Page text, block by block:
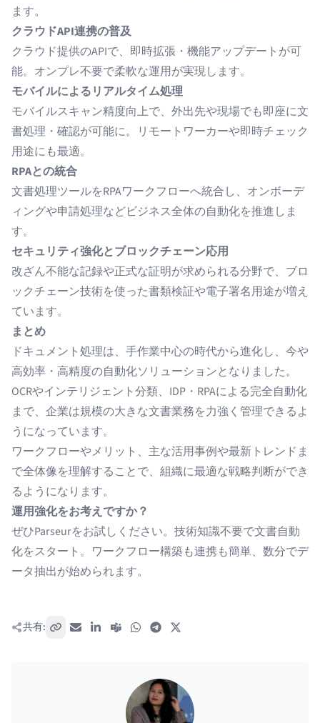
ます。
クラウドAPI連携の普及
クラウド提供のAPIで、即時拡張・機能アップデートが可
能。オンプレ不要で柔軟な運用が実現します。
モバイルによるリアルタイム処理
モバイルスキャン精度向上で、外出先や現場でも即座に文
書処理・確認が可能に。リモートワーカーや即時チェック
用途にも最適。
RPAとの統合
文書処理ツールをRPAワークフローへ統合し、オンボーデ
ィングや申請処理などビジネス全体の自動化を推進しま
す。
セキュリティ強化とブロックチェーン応用
改ざん不能な記録や正式な証明が求められる分野で、ブロ
ックチェーン技術を使った書類検証や電子署名用途が増え
ています。
まとめ
ドキュメント処理は、手作業中心の時代から進化し、今や
高効率・高精度の自動化ソリューションとなりました。
OCRやインテリジェント分類、IDP・RPAによる完全自動化
まで、企業は規模の大きな文書業務を力強く管理できるよ
うになっています。
ワークフローやメリット、主な活用事例や最新トレンドま
で全体像を理解することで、組織に最適な戦略判断ができ
るようになります。
運用強化をお考えですか？
ぜひParseurをお試しください。技術知識不要で文書自動
化をスタート。ワークフロー構築も連携も簡単、数分でデ
ータ抽出が始められます。
共有: リンクをコピー
メールLinkedIn
Teams WhatsAppTelegram